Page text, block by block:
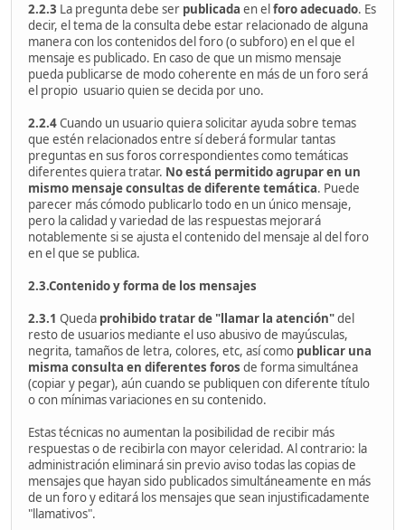
2.2.3 La pregunta debe ser publicada en el foro adecuado. Es
decir, el tema de la consulta debe estar relacionado de alguna
manera con los contenidos del foro (o subforo) en el que el
mensaje es publicado. En caso de que un mismo mensaje
pueda publicarse de modo coherente en más de un foro será
el propio usuario quien se decida por uno.
2.2.4Cuando un usuario quiera solicitar ayuda sobre temas
que estén relacionados entre sí deberá formular tantas
preguntas en sus foros correspondientes como temáticas
diferentes quiera tratar. No está permitido agrupar en un
mismo mensaje consultas de diferente temática. Puede
parecer más cómodo publicarlo todo en un único mensaje,
pero la calidad y variedad de las respuestas mejorará
notablemente si se ajusta el contenido del mensaje al del foro
en el que se publica.
2.3.Contenido y forma de los mensajes
2.3.1 Queda prohibido tratar de "llamar la atención"del
resto de usuarios mediante el uso abusivo de mayúsculas,
negrita, tamaños de letra, colores, etc, así como publicar una
misma consulta en diferentes foros de forma simultánea
(copiar y pegar), aún cuando se publiquen con diferente título
o con mínimas variaciones en su contenido.
Estas técnicas no aumentan la posibilidad de recibir más
respuestas o de recibirla con mayor celeridad. Al contrario: la
administración eliminará sin previo aviso todas las copias de
mensajes que hayan sido publicados simultáneamente en más
de un foro y editará los mensajes que sean injustificadamente
"llamativos".